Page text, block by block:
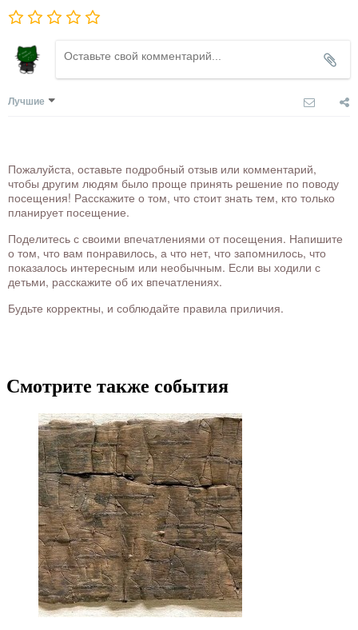
Лучшие
Пожалуйста, оставьте подробный отзыв или комментарий,
чтобы другим людям было проще принять решение по поводу
посещения! Расскажите о том, что стоит знать тем, кто только
планирует посещение.
Поделитесь с своими впечатлениями от посещения. Напишите
о том, что вам понравилось, а что нет, что запомнилось, что
показалось интересным или необычным. Если вы ходили с
детьми, расскажите об их впечатлениях.
Будьте корректны, и соблюдайте правила приличия.
Смотрите также события